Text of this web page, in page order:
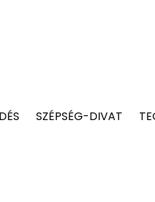
SZÉPSÉG-DIVAT